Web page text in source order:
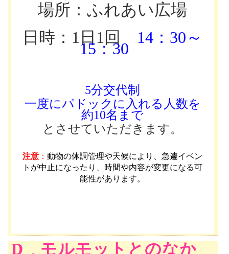
場所：ふれあい広場
日時：1日1回
14：30～
15：30
5分交代制
一度にパドックに入れる人数を
約10名まで
とさせていただきます。
注意 ：動物の体調管理や天候により、急遽イベン
トが中止になったり、時間や内容が変更になる可
能性があります。
D モルモットとのなか